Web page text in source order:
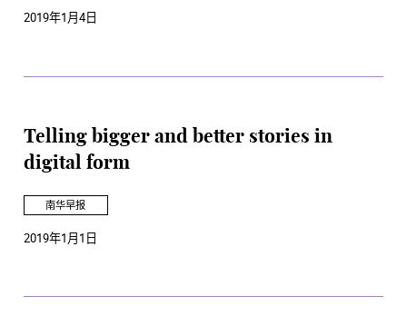
2019年1月4日
Telling bigger and better stories in
digital form
南华早报
2019年1月1日